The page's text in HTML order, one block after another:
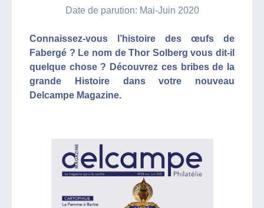
Date de parution: Mai-Juin 2020
Connaissez-vous l’histoire des œufs de
Fabergé ? Le nom de Thor Solberg vous dit-il
quelque chose ? Découvrez ces bribes de la
grande Histoire dans votre nouveau
Delcampe Magazine.